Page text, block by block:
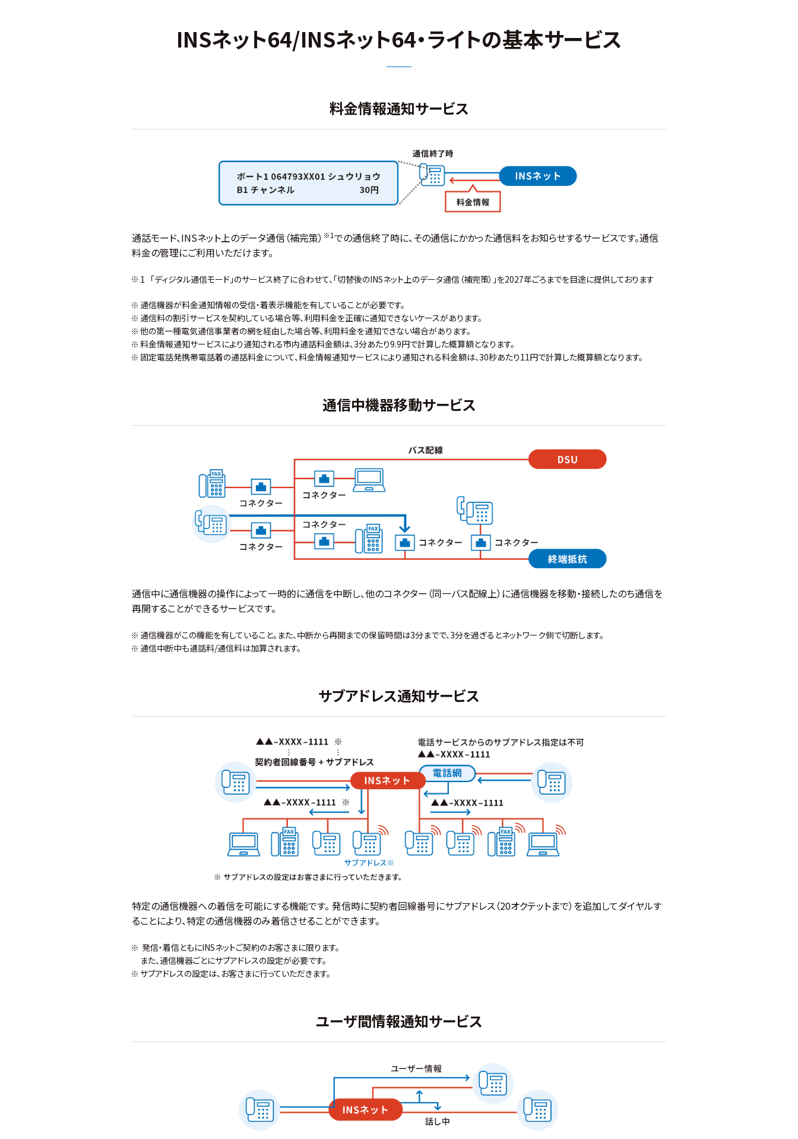
INSネット64/INSネット64・ライトの基本サービス
料金情報通知サービス
通話モード、INSネット上のデータ通信（補完策） ※1での通信終了時に、その通信にかかった通信料をお知らせするサービスです。通信
料金の管理にご利用いただけます。
「ディジタル通信モード」のサービス終了に合わせて、「切替後のINSネット上のデータ通信（補完策）」を2027年ごろまでを目途に提供しております
通信機器が料金通知情報の受信・着表示機能を有していることが必要です。
通信料の割引サービスを契約している場合等、利用料金を正確に通知できないケースがあります。
他の第一種電気通信事業者の網を経由した場合等、利用料金を通知できない場合があります。
料金情報通知サービスにより通知される市内通話料金額は、3分あたり9.9円で計算した概算額となります。
固定電話発携帯電話着の通話料金について、料金情報通知サービスにより通知される料金額は、30秒あたり11円で計算した概算額となります。
通信中機器移動サービス
通信中に通信機器の操作によって一時的に通信を中断し、他のコネクター（同一バス配線上）に通信機器を移動・接続したのち通信を
再開することができるサービスです。
通信機器がこの機能を有していること。また、中断から再開までの保留時間は3分までで、3分を過ぎるとネットワーク側で切断します。
通信中断中も通話料/通信料は加算されます。
サブアドレス通知サービス
特定の通信機器への着信を可能にする機能です。 発信時に契約者回線番号にサブアドレス（20オクテットまで）を追加してダイヤルす
ることにより、特定の通信機器のみ着信させることができます。
発信・着信ともにINSネットご契約のお客さまに限ります。
また、通信機器ごとにサブアドレスの設定が必要です。
サブアドレスの設定は、お客さまに行っていただきます。
ユーザ間情報通知サービス